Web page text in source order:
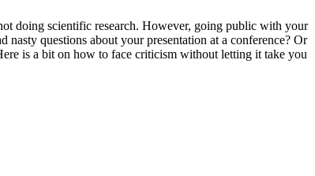
doing scientific research. However, going public with your
questions about your presentation at a conference? Or
is a bit on how to face criticism without letting it take you